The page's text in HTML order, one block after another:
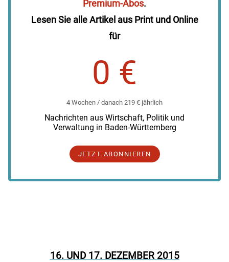
Premium-Abos.
Lesen Sie alle Artikel aus Print und Online
für
0 €
4 Wochen / danach 219 € jährlich
Nachrichten aus Wirtschaft, Politik und
Verwaltung in Baden-Württemberg
JETZT ABONNIEREN
16. UND 17. DEZEMBER 2015